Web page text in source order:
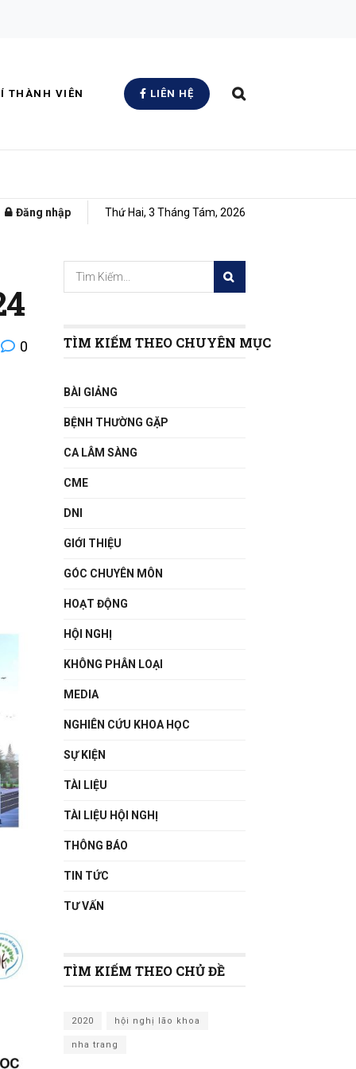
THÀNH VIÊN LIÊN HỆ
Đăng nhập Thứ Hai, 3 Tháng Tám, 2026
0 TÌM KIẾM THEO CHUYÊN MỤC
BÀI GIẢNG
BỆNH THƯỜNG GẶP
CA LÂM SÀNG
CME
DNI
GIỚI THIỆU
GÓC CHUYÊN MÔN
HOẠT ĐỘNG
HỘI NGHỊ
KHÔNG PHÂN LOẠI
MEDIA
NGHIÊN CỨU KHOA HỌC
SỰ KIỆN
TÀI LIỆU
TÀI LIỆU HỘI NGHỊ
THÔNG BÁO
TIN TỨC
TƯ VẤN
TÌM KIẾM THEO CHỦ ĐỀ
2020 hội nghị lão khoa
nha trang